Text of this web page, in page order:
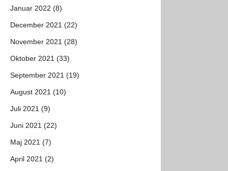
Januar 2022 (8)
December 2021 (22)
November 2021 (28)
Oktober 2021 (33)
September 2021 (19)
August 2021 (10)
Juli 2021 (9)
Juni 2021 (22)
Maj 2021 (7)
April 2021 (2)